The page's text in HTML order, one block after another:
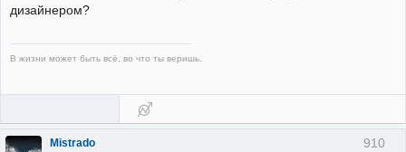
дизайнером?
В жизни может быть всё, во что ты веришь.
910
Mistrado